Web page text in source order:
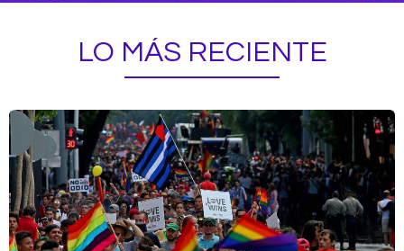
LO MÁS RECIENTE